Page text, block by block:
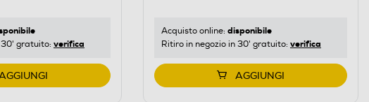
30' gratuito: verifica
Acquisto online: disponibile
Ritiro in negozio in 30' gratuito: verifica
AGGIUNGI